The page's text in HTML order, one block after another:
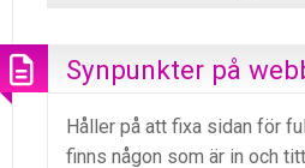
Synpunkter på
Håller på att fixa sidan för
finns någon som är in och